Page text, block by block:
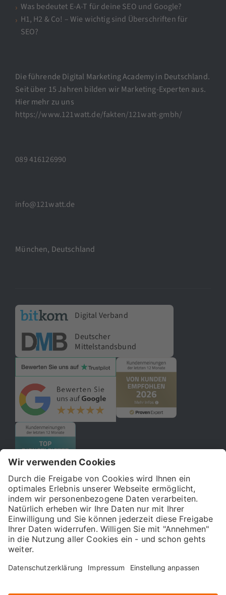
Was bedeutet E-A-T für deine SEO und Google?
H1, H2 & Co! – Wie wichtig sind Überschriften für
SEO?
Die führende Digital Marketing Academy in Deutschland.
Seit über 15 Jahren bilden wir Marketing-Experten aus.
Hier mehr zu uns
https://www.121watt.de/fakten/121watt-gmbh/
089 416126990
info@121watt.de
München, Deutschland
Digital Verband
Deutscher
Mittelstandsbund
© 2026 121WATT GmbH
Über uns
Allgemeine Geschäftsbedingungen